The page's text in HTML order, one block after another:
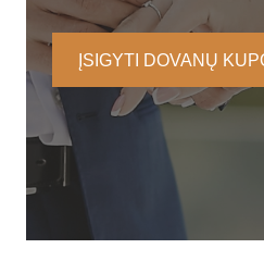
ĮSIGYTI DOVANŲ